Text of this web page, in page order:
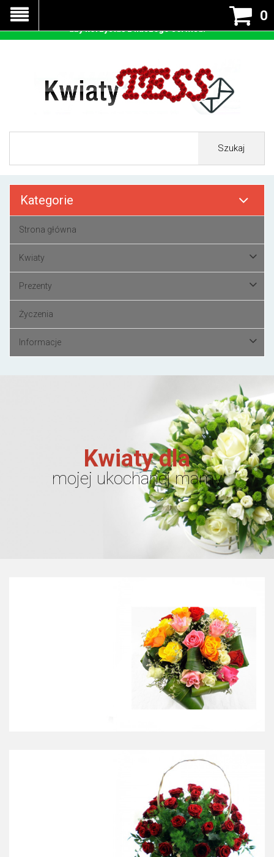
0
Szukaj
Kategorie
Strona główna
Kwiaty
Prezenty
Życzenia
Informacje
Kwiaty dla
mojej ukochanej mamy
Nasza strona korzysta z cookies - czyli tzw ciastek w celu
prawidłowego działania. Zaakceptuj przyjmowanie cookies
aby korzystać z naszego serwisu.